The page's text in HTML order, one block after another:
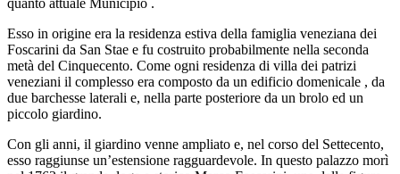
quanto attuale Municipio .
Esso in origine era la residenza estiva della famiglia veneziana dei
Foscarini da San Stae e fu costruito probabilmente nella seconda
metà del Cinquecento. Come ogni residenza di villa dei patrizi
veneziani il complesso era composto da un edificio domenicale , da
due barchesse laterali e, nella parte posteriore da un brolo ed un
piccolo giardino.
Con gli anni, il giardino venne ampliato e, nel corso del Settecento,
esso raggiunse un’estensione ragguardevole. In questo palazzo morì